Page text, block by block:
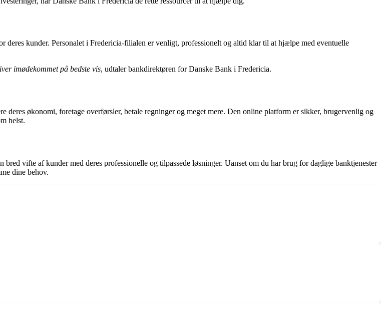
kunder. Personalet i Fredericia-filialen er venligt, professionelt og altid klar til at hjælpe med eventuelle
imødekommet på bedste vis, udtaler bankdirektøren for Danske Bank i Fredericia.
økonomi, foretage overførsler, betale regninger og meget mere. Den online platform er sikker, brugervenlig og
helst.
vifte af kunder med deres professionelle og tilpassede løsninger. Uanset om du har brug for daglige banktjenester
dine behov.